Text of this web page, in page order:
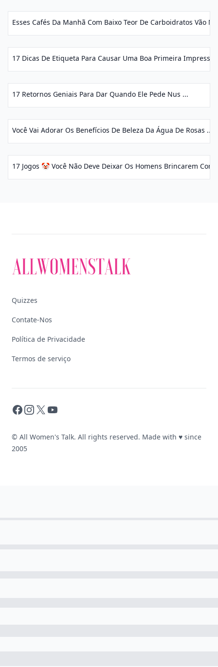
Esses Cafés Da Manhã Com Baixo Teor De Carboidratos Vão
17 Dicas De Etiqueta Para Causar Uma Boa Primeira
17 Retornos Geniais Para Dar Quando Ele Pede Nus ...
Você Vai Adorar Os Benefícios De Beleza Da Água De Rosas ...
17 Jogos 🤡 Você Não Deve Deixar Os Homens Brincarem Com
Quizzes
Contate-Nos
Política de Privacidade
Termos de serviço
Facebook
Instagram
X YouTube
© All Women's Talk. All rights reserved. Made with ♥ since
2005